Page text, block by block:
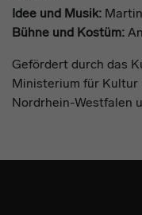
Idee und Musik:
Bühne und Kostüm:
Gefördert durch das
Ministerium für Kultur
Nordrhein-Westfalen